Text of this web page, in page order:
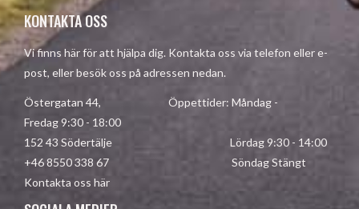
KONTAKTA OSS
Vi finns här för att hjälpa dig. Kontakta oss via telefon eller e-
post, eller besök oss på adressen nedan.
Östergatan 44, Öppettider: Måndag -
Fredag 9:30 - 18:00
152 43 Södertälje Lördag 9:30 - 14:00
+46 8550 338 67 Söndag Stängt
Kontakta oss här